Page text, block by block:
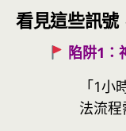
看見這些訊號
陷阱1：
「1
法流